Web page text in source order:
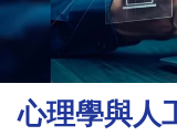
樓
市
理
財
心理學與人